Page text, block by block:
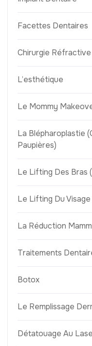
Facettes Dentaires
Chirurgie Réfractive
L’esthétique
Le Mommy
La Blépharoplastie
Paupières)
Le Lifting Des Bras
Le Lifting Du Visage
La Réduction
Traitements
Botox
Le Remplissage
Détatouage Au